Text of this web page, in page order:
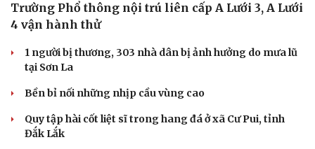
Trường Phổ thông nội trú liên cấp A Lưới 3, A Lưới
4 vận hành thử
1 người bị thương, 303 nhà dân bị ảnh hưởng do mưa lũ
tại Sơn La
Bền bỉ nối những nhịp cầu vùng cao
Quy tập hài cốt liệt sĩ trong hang đá ở xã Cư Pui, tỉnh
Đắk Lắk